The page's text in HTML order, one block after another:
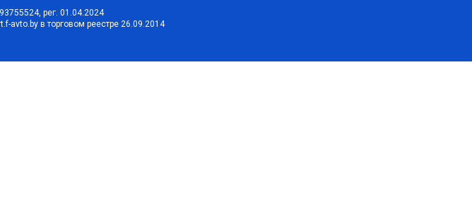
рег. 01.04.2024
avto.by в торговом реестре 26.09.2014